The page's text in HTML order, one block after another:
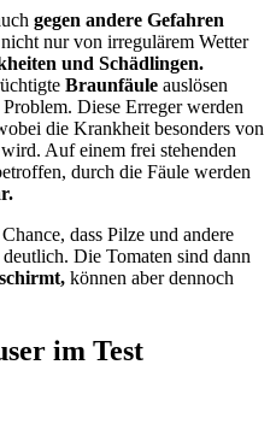
gegen andere Gefahren
nur von irregulärem Wetter
und Schädlingen.
Braunfäule auslösen
Diese Erreger werden
die Krankheit besonders von
Auf einem frei stehenden
durch die Fäule werden
dass Pilze und andere
Die Tomaten sind dann
können aber dennoch
im Test